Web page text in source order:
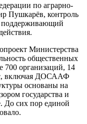
по аграрно-
Пушкарёв, контроль
поддерживающий
Министерства
общественных
700 организаций, 14
включая ДОСААФ
основаны на
государства и
До сих пор единой